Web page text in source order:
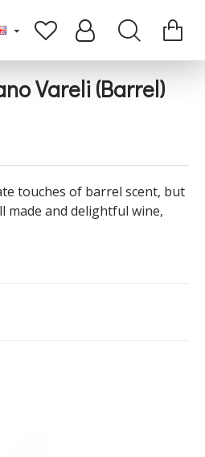
Vareli (Barrel)
touches of barrel scent, but
made and delightful wine,